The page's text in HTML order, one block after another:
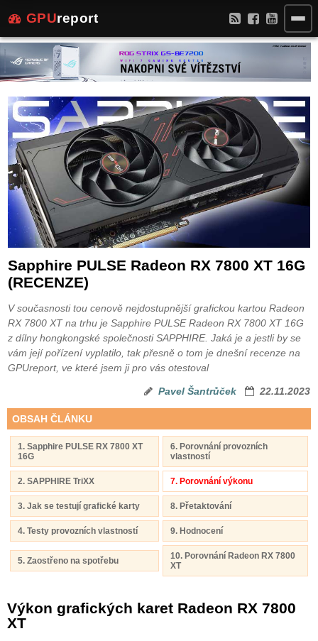
GPUreport
Sapphire PULSE Radeon RX 7800 XT 16G
(RECENZE)
V současnosti tou cenově nejdostupnější grafickou kartou Radeon
RX 7800 XT na trhu je Sapphire PULSE Radeon RX 7800 XT 16G
z dílny hongkongské společnosti SAPPHIRE. Jaká je a jestli by se
vám její pořízení vyplatilo, tak přesně o tom je dnešní recenze na
GPUreport, ve které jsem ji pro vás otestoval
Pavel Šantrůček 22.11.2023
OBSAH ČLÁNKU
1. Sapphire PULSE RX 7800 XT
16G
6. Porovnání provozních
vlastností
2. SAPPHIRE TriXX 7. Porovnání výkonu
3. Jak se testují grafické karty 8. Přetaktování
4. Testy provozních vlastností 9. Hodnocení
5. Zaostřeno na spotřebu
10. Porovnání Radeon RX 7800
XT
Výkon grafických karet Radeon RX 7800
XT